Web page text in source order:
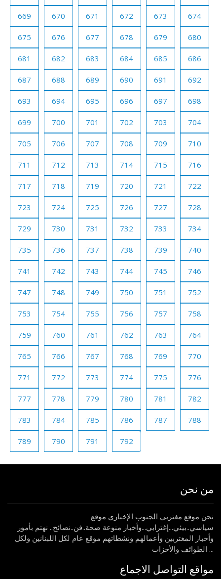
669 670 671 672 673 674
675 676 677 678 679 680
681 682 683 684 685 686
687 688 689 690 691 692
693 694 695 696 697 698
699 700 701 702 703 704
705 706 707 708 709 710
711 712 713 714 715 716
717 718 719 720 721 722
723 724 725 726 727 728
729 730 731 732 733 734
735 736 737 738 739 740
741 742 743 744 745 746
747 748 749 750 751 752
753 754 755 756 757 758
759 760 761 762 763 764
765 766 767 768 769 770
771 772 773 774 775 776
777 778 779 780 781 782
783 784 785 786 787 788
789 790 791 792
من نحن
نحن موقع مغتربي الجنوب الإخباري موقع
سياسي..بيئي...إغترابي...وأخبار منوعة صحة..فن..نصائح.. نهتم بأمور
وأخبار المغتربين وأعمالهم ونشطاتهم موقع عام لكل اللبنانين ولكل
الطوائف والأحزاب ...
مواقع التواصل الاجماع